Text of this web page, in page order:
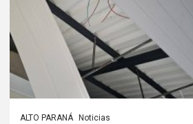
ALTO PARANÁ Noticias